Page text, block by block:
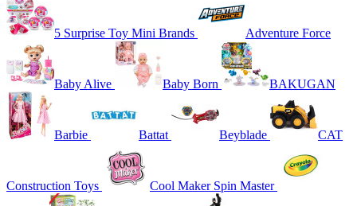
5 Surprise Toy Mini Brands Adventure Force
Baby Alive Baby Born BAKUGAN
Barbie Battat Beyblade CAT
Construction Toys Cool Maker Spin Master